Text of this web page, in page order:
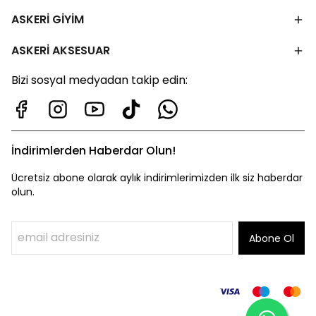
ASKERİ GİYİM
ASKERİ AKSESUAR
Bizi sosyal medyadan takip edin:
İndirimlerden Haberdar Olun!
Ücretsiz abone olarak aylık indirimlerimizden ilk siz haberdar
olun.
Abone Ol